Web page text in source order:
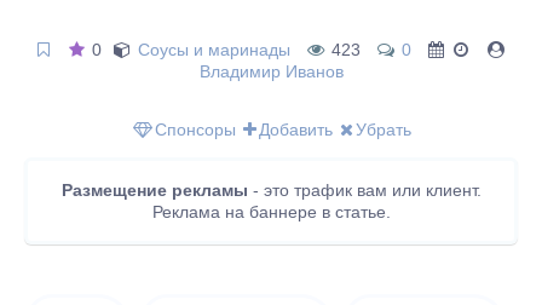
0 Соусы и маринады 423
0
Владимир Иванов
Спонсоры Добавить Убрать
Размещение рекламы - это трафик вам или клиент.
Реклама на баннере в статье.